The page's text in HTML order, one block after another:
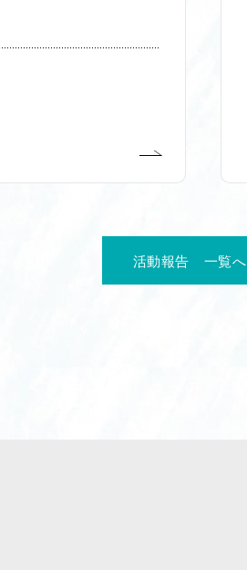
活動報告 一覧へ